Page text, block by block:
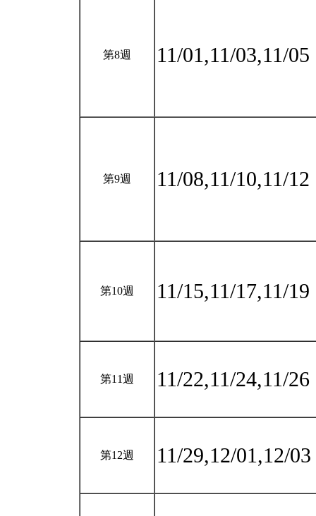
第8週 11/01,11/03,11/05
第9週 11/08,11/10,11/12
第10週 11/15,11/17,11/19
第11週 11/22,11/24,11/26
第12週 11/29,12/01,12/03